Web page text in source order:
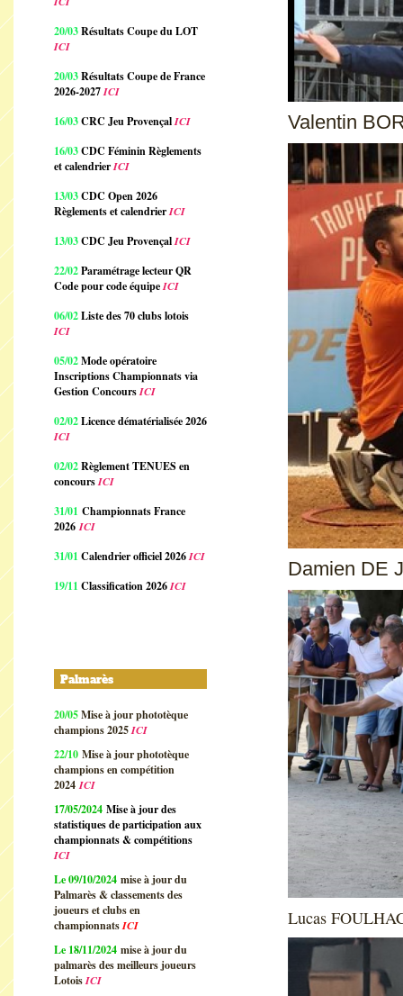
20/03Résultats Coupe du LOT
ICI
20/03Résultats Coupe de France
2026-2027ICI
16/03CRC Jeu ProvençalICI
16/03CDC Féminin Règlements
et calendrierICI
13/03CDC Open 2026
Règlements et calendrierICI
13/03CDC Jeu ProvençalICI
22/02Paramétrage lecteur QR
Code pour code équipeICI
06/02Liste des 70 clubs lotois
ICI
05/02Mode opératoire
Inscriptions Championnats via
Gestion ConcoursICI
02/02Licence dématérialisée 2026
ICI
02/02Règlement TENUES en
concoursICI
31/01 Championnats France
2026 ICI
31/01 Calendrier officiel 2026ICI
19/11 Classification 2026ICI
Palmarès
20/05Mise à jour phototèque
champions 2025ICI
22/10 Mise à jour phototèque
champions en compétition
2024ICI
17/05/2024 Mise à jour des
statistiques de participation aux
championnats & compétitions
ICI
Le 09/10/2024 mise à jour du
Palmarès & classements des
joueurs et clubs en
championnatsICI
Le 18/11/2024 mise à jour du
palmarès des meilleurs joueurs
LotoisICI
Valentin
Damien DE
Lucas